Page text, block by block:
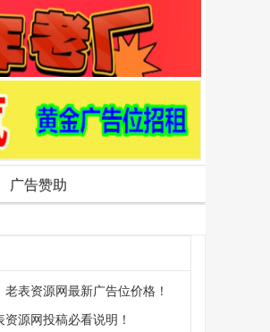
广告赞助
老表资源网最新广告位价格！
资源网投稿必看说明！